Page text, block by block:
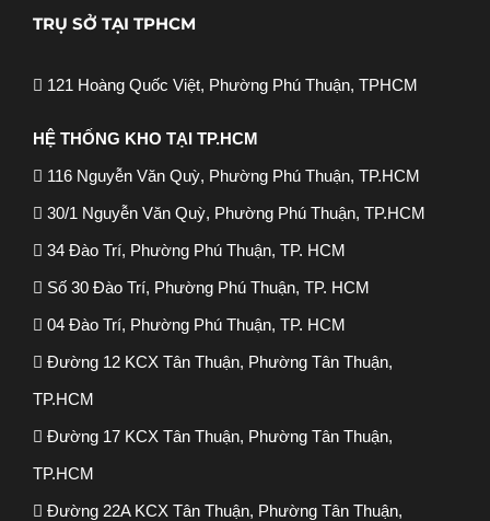
TRỤ SỞ TẠI TPHCM
121 Hoàng Quốc Việt, Phường Phú Thuận, TPHCM
HỆ THỐNG KHO TẠI TP.HCM
116 Nguyễn Văn Quỳ, Phường Phú Thuận, TP.HCM
30/1 Nguyễn Văn Quỳ, Phường Phú Thuận, TP.HCM
34 Đào Trí, Phường Phú Thuận, TP. HCM
Số 30 Đào Trí, Phường Phú Thuận, TP. HCM
04 Đào Trí, Phường Phú Thuận, TP. HCM
Đường 12 KCX Tân Thuận, Phường Tân Thuận,
TP.HCM
Đường 17 KCX Tân Thuận, Phường Tân Thuận,
TP.HCM
Đường 22A KCX Tân Thuận, Phường Tân Thuận,